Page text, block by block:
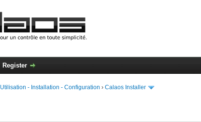
Register
Utilisation - Installation - Configuration ›Calaos Installer